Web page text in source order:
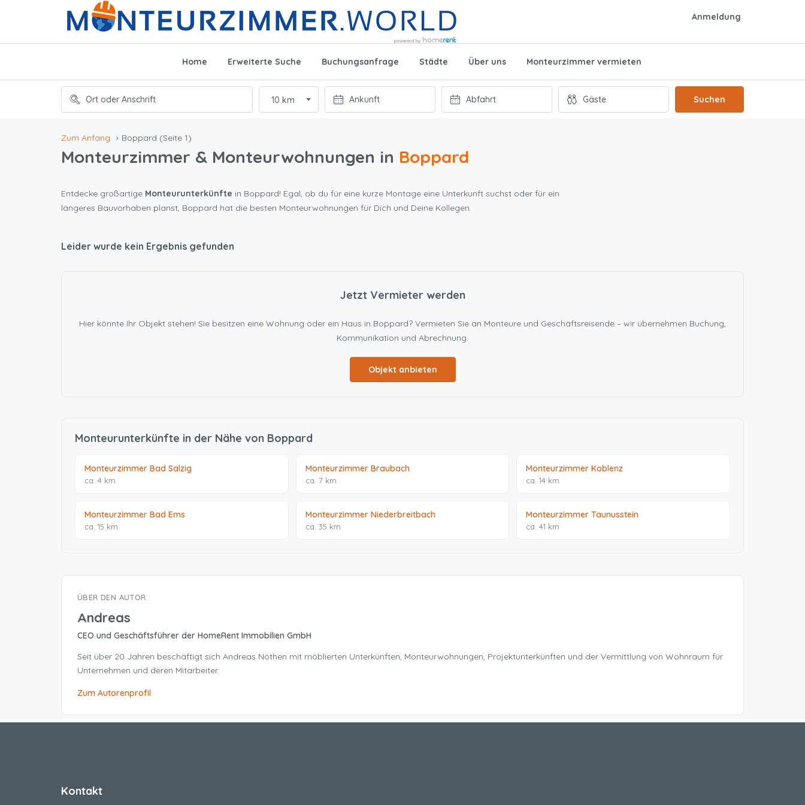
Anmeldung
Home Erweiterte Suche Buchungsanfrage Städte Über uns Monteurzimmer vermieten
10 km Suchen
Zum Anfang Boppard (Seite 1)
Monteurzimmer & Monteurwohnungen in Boppard
Entdecke großartige Monteurunterkünfte in Boppard! Egal, ob du für eine kurze Montage eine Unterkunft suchst oder für ein
längeres Bauvorhaben planst, Boppard hat die besten Monteurwohnungen für Dich und Deine Kollegen.
Leider wurde kein Ergebnis gefunden
Jetzt Vermieter werden
Hier könnte Ihr Objekt stehen! Sie besitzen eine Wohnung oder ein Haus in Boppard? Vermieten Sie an Monteure und Geschäftsreisende – wir übernehmen Buchung,
Kommunikation und Abrechnung.
Objekt anbieten
Monteurunterkünfte in der Nähe von Boppard
Monteurzimmer Bad Salzig
ca. 4 km
Monteurzimmer Braubach
ca. 7 km
Monteurzimmer Koblenz
ca. 14 km
Monteurzimmer Bad Ems
ca. 15 km
Monteurzimmer Niederbreitbach
ca. 35 km
Monteurzimmer Taunusstein
ca. 41 km
ÜBER DEN AUTOR
Andreas
CEO und Geschäftsführer der HomeRent Immobilien GmbH
Seit über 20 Jahren beschäftigt sich Andreas Nöthen mit möblierten Unterkünften, Monteurwohnungen, Projektunterkünften und der Vermittlung von Wohnraum für
Unternehmen und deren Mitarbeiter.
Zum Autorenprofil
Kontakt